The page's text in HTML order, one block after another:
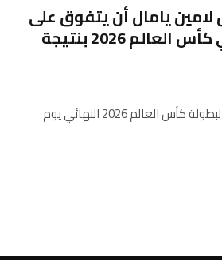
يامال أن يتفوق على
فريق ليونيل ميسي بعد فوزه في نهائي كأس العالم 2026 بنتيجة
تغلبت إسبانيا المصممة على منتخب الأرجنتين العنيد لتفوز بالبطولة كأس العالم 2026 النهائي يوم